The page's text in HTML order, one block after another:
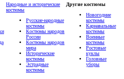
Народные и исторические
костюмы
Русские-народные
костюмы
Костюмы народов
России
Костюмы народов
мира
Исторические
костюмы
Эстрадные
костюмы
Другие костюмы
Новогодние
костюмы
Карнавальные
костюмы
Военные
костюмы
Ростовые
куклы
Головные
уборы